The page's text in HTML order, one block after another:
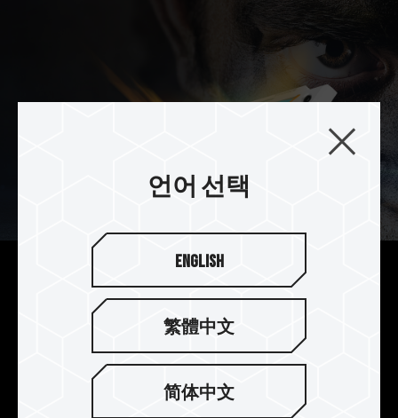
독점 호크아이 전투 토템 디자인
NIGHT HAWK RGB의 독특한 독수리 눈매 대칭식
라디에이터 핀은 독수리 눈 주위에 태양의 빛깔처럼
빛나는 전투 토템 라인을 더해 날카로운 독수리 눈
매로 눈부시게 다채로운 빛을 발산하며 동급 제품을
능가하는 눈부신 멀티 컬러 광채를 발산합니다.
언어 선택
English
繁體中文
简体中文